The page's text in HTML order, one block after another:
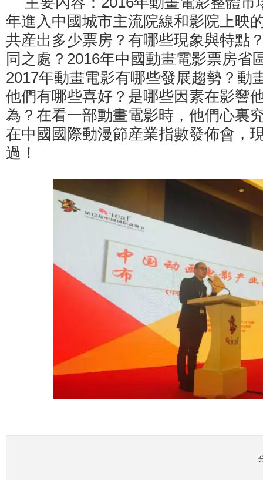
年進入中國城市主流院線和影院上映
共産出多少票房？有哪些現象與特點
同之處？2016年中國動畫電影票房省
2017年動畫電影有哪些發展趨勢？動
他們有哪些喜好？是哪些因素在影響
為？在看一部動畫電影時，他們心裏
在中國國際動漫節産業指數發佈會，
過！